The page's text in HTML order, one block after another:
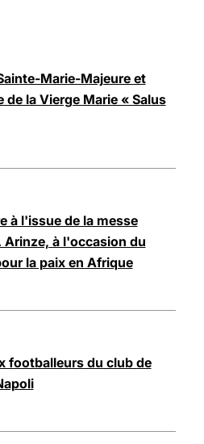
Marie-Majeure et
la Vierge Marie « Salus
à l'issue de la messe
Arinze, à l'occasion du
la paix en Afrique
footballeurs du club de